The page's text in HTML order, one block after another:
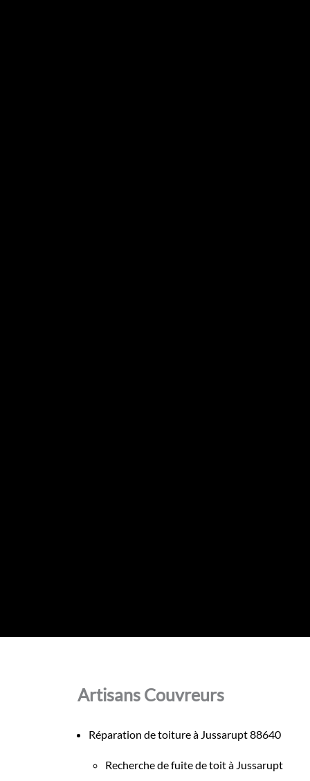
Artisans Couvreurs
Réparation de toiture à Jussarupt 88640
Recherche de fuite de toit à Jussarupt